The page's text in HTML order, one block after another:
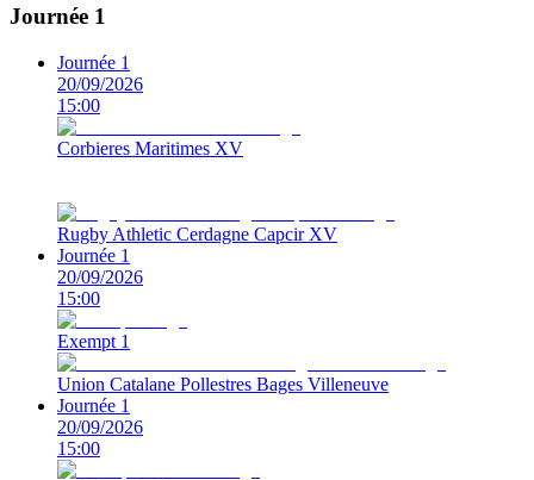
Journée 1
Journée 1
20/09/2026
15:00
Corbieres Maritimes XV
Rugby Athletic Cerdagne Capcir XV
Journée 1
20/09/2026
15:00
Exempt 1
Union Catalane Pollestres Bages Villeneuve
Journée 1
20/09/2026
15:00